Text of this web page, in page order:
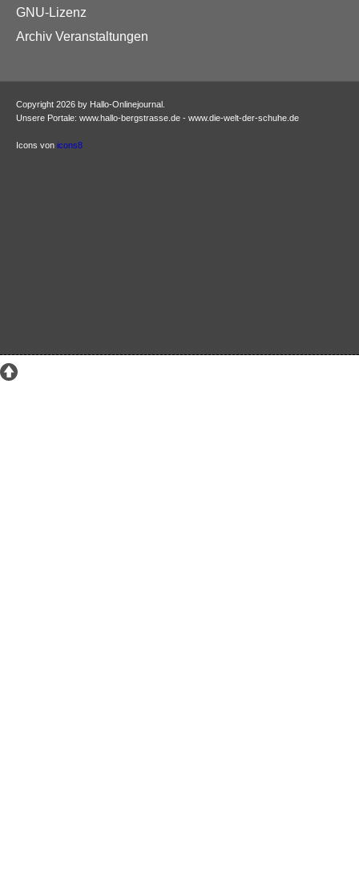
GNU-Lizenz
Archiv Veranstaltungen
Copyright 2026 by Hallo-Onlinejournal.
Unsere Portale: www.hallo-bergstrasse.de - www.die-welt-der-schuhe.de
Icons von icons8